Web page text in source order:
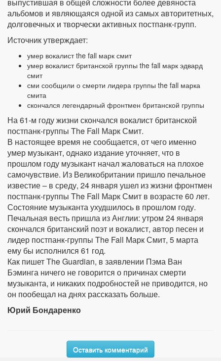
альбомов и являющаяся одной из самых авторитетных,
долговечных и творчески активных постпанк-групп.
Источник утверждает:
умер вокалист the fall марк смит
умер вокалист британской группы the fall марк эдвард
смит
сми сообщили о смерти лидера группы the fall марка
смита
скончался легендарный фронтмен британской группы
На 61-м году жизни скончался вокалист британской
постпанк-группы The Fall Марк Смит.
В настоящее время не сообщается, от чего именно
умер музыкант, однако издание уточняет, что в
прошлом году музыкант начал жаловаться на плохое
самочувствие. Из Великобритании пришло печальное
известие – в среду, 24 января ушел из жизни фронтмен
постпанк-группы The Fall Марк Смит в возрасте 60 лет.
Состояние музыканта ухудшилось в прошлом году.
Печальная весть пришла из Англии: утром 24 января
скончался британский поэт и вокалист, автор песен и
лидер постпанк-группы The Fall Марк Смит, 5 марта
ему бы исполнился 61 год.
Как пишет The Guardian, в заявлении Пэма Ван
Бэминга ничего не говорится о причинах смерти
музыканта, и никаких подробностей не приводится, но
он пообещал на днях рассказать больше.
Юрий Бондаренко
Оставить комментарий